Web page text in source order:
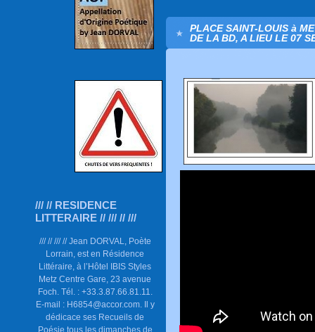
/// // RESIDENCE
LITTERAIRE // /// // ///
/// // /// // Jean DORVAL, Poète
Lorrain, est en Résidence
Littéraire, à l’Hôtel IBIS Styles
Metz Centre Gare, 23 avenue
Foch. Tél. : +33.3.87.66.81.11.
E-mail : H6854@accor.com. Il y
dédicace ses Recueils de
Poésie tous les dimanches de
PLACE SAINT-LOUIS à
DE LA BD, A LIEU LE 07